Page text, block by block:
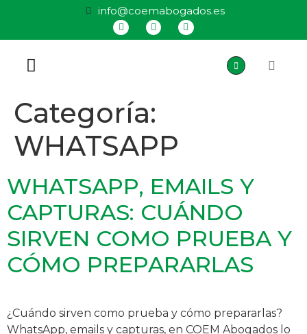
info@coemabogados.es
Categoría:
WHATSAPP
WHATSAPP, EMAILS Y
CAPTURAS: CUÁNDO
SIRVEN COMO PRUEBA Y
CÓMO PREPARARLAS
¿Cuándo sirven como prueba y cómo prepararlas?
WhatsApp, emails y capturas, en COEM Abogados lo